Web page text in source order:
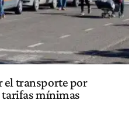
el transporte por
tarifas mínimas